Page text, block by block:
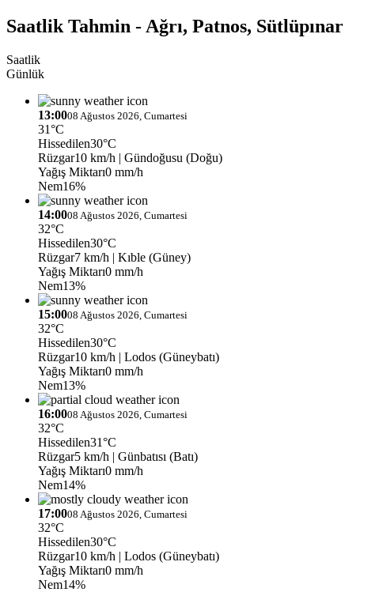
Saatlik Tahmin - Ağrı, Patnos, Sütlüpınar
Saatlik
Günlük
13:0008 Ağustos 2026, Cumartesi
31°C
Hissedilen30°C
Rüzgar10 km/h | Gündoğusu (Doğu)
Yağış Miktarı0 mm/h
Nem16%
14:0008 Ağustos 2026, Cumartesi
32°C
Hissedilen30°C
Rüzgar7 km/h | Kıble (Güney)
Yağış Miktarı0 mm/h
Nem13%
15:0008 Ağustos 2026, Cumartesi
32°C
Hissedilen30°C
Rüzgar10 km/h | Lodos (Güneybatı)
Yağış Miktarı0 mm/h
Nem13%
16:0008 Ağustos 2026, Cumartesi
32°C
Hissedilen31°C
Rüzgar5 km/h | Günbatısı (Batı)
Yağış Miktarı0 mm/h
Nem14%
17:0008 Ağustos 2026, Cumartesi
32°C
Hissedilen30°C
Rüzgar10 km/h | Lodos (Güneybatı)
Yağış Miktarı0 mm/h
Nem14%